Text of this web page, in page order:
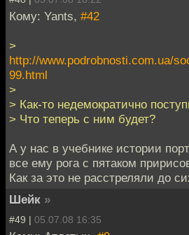
Кому: Yants, #42
>
http://www.podrobnosti.com.ua/
99.html
>
> Как-то недемократично
> Что теперь с ним будет?
А у нас в учебнике истории
все ему рога с пятаком
Как за это не расстреляли до
Шейк »
#49 | 05.07.08 16:35